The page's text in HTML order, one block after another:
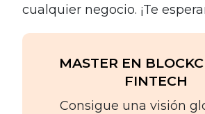
cualquier negocio. ¡Te
MASTER EN
FINTECH
Consigue una visión